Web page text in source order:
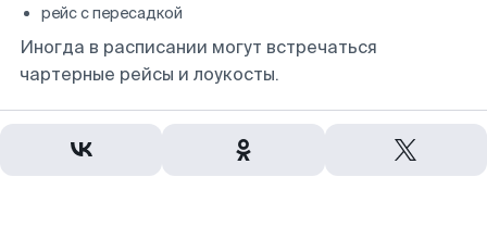
рейс с пересадкой
Иногда в расписании могут встречаться
чартерные рейсы и лоукосты.